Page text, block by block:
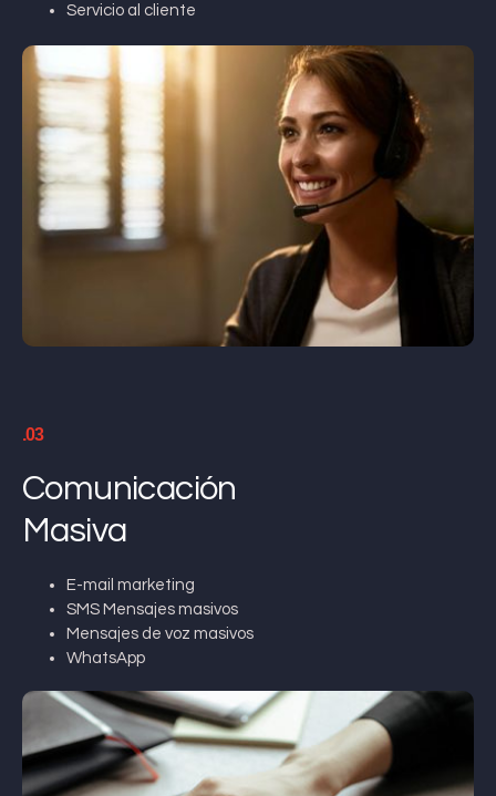
Servicio al cliente
.03
Comunicación
Masiva
E-mail marketing
SMS Mensajes masivos
Mensajes de voz masivos
WhatsApp